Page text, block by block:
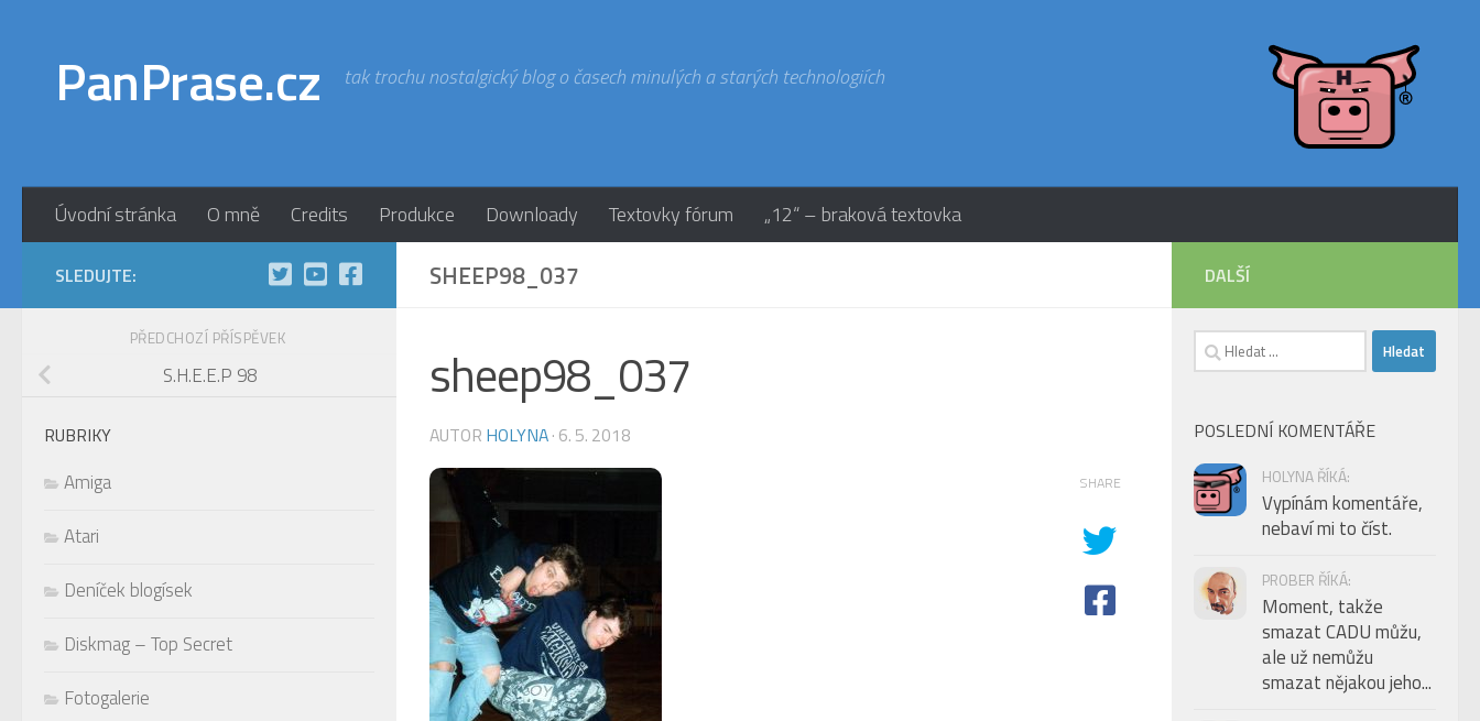
PanPrase.cz tak trochu nostalgický blog o časech minulých a starých technologiích
Úvodní stránka O mně Credits Produkce Downloady Textovky fórum „12“ – braková textovka
SHEEP98_037
sheep98_037
AUTOR HOLYNA· 6. 5. 2018
SHARE
SLEDUJTE:
PŘEDCHOZÍ PŘÍSPĚVEK
S.H.E.E.P 98
RUBRIKY
Amiga
Atari
Deníček blogísek
Diskmag – Top Secret
Fotogalerie
DALŠÍ
Vyhledávání
POSLEDNÍ KOMENTÁŘE
HOLYNA ŘÍKÁ:
Vypínám komentáře,
nebaví mi to číst.
PROBER ŘÍKÁ:
Moment, takže
smazat CADU můžu,
ale už nemůžu
smazat nějakou jeho...